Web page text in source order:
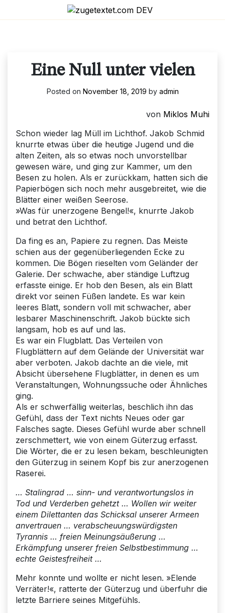
Eine Null unter vielen
Posted on November 18, 2019 by admin
von Miklos Muhi
Schon wieder lag Müll im Lichthof. Jakob Schmid
knurrte etwas über die heutige Jugend und die
alten Zeiten, als so etwas noch unvorstellbar
gewesen wäre, und ging zur Kammer, um den
Besen zu holen. Als er zurückkam, hatten sich die
Papierbögen sich noch mehr ausgebreitet, wie die
Blätter einer weißen Seerose.
»Was für unerzogene Bengel!«, knurrte Jakob
und betrat den Lichthof.
Da fing es an, Papiere zu regnen. Das Meiste
schien aus der gegenüberliegenden Ecke zu
kommen. Die Bögen rieselten vom Geländer der
Galerie. Der schwache, aber ständige Luftzug
erfasste einige. Er hob den Besen, als ein Blatt
direkt vor seinen Füßen landete. Es war kein
leeres Blatt, sondern voll mit schwacher, aber
lesbarer Maschinenschrift. Jakob bückte sich
langsam, hob es auf und las.
Es war ein Flugblatt. Das Verteilen von
Flugblättern auf dem Gelände der Universität war
aber verboten. Jakob dachte an die viele, mit
Absicht übersehene Flugblätter, in denen es um
Veranstaltungen, Wohnungssuche oder Ähnliches
ging.
Als er schwerfällig weiterlas, beschlich ihn das
Gefühl, dass der Text nichts Neues oder gar
Falsches sagte. Dieses Gefühl wurde aber schnell
zerschmettert, wie von einem Güterzug erfasst.
Die Wörter, die er zu lesen bekam, beschleunigten
den Güterzug in seinem Kopf bis zur anerzogenen
Raserei.
… Stalingrad … sinn- und verantwortungslos in
Tod und Verderben gehetzt … Wollen wir weiter
einem Dilettanten das Schicksal unserer Armeen
anvertrauen … verabscheuungswürdigsten
Tyrannis … freien Meinungsäußerung …
Erkämpfung unserer freien Selbstbestimmung …
echte Geistesfreiheit …
Mehr konnte und wollte er nicht lesen. »Elende
Verräter!«, ratterte der Güterzug und überfuhr die
letzte Barriere seines Mitgefühls.